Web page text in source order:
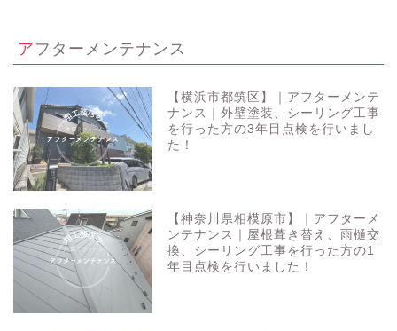
アフターメンテナンス
【横浜市都筑区】｜アフターメンテ
ナンス｜外壁塗装、シーリング工事
を行った方の3年目点検を行いまし
た！
【神奈川県相模原市】｜アフターメ
ンテナンス｜屋根葺き替え、雨樋交
換、シーリング工事を行った方の1
年目点検を行いました！